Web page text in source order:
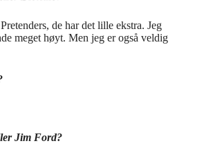
de har det lille ekstra. Jeg
meget høyt. Men jeg er også veldig
Jim Ford?